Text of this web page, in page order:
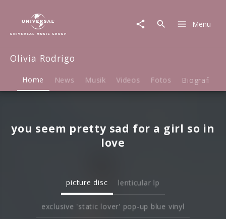
Musik
Merch
Menu
Olivia Rodrigo
Home News Musik Videos Fotos Biografie
you seem pretty sad for a girl so in
love
picture disc lenticular lp
exclusive 'static lover' pop-up blue vinyl